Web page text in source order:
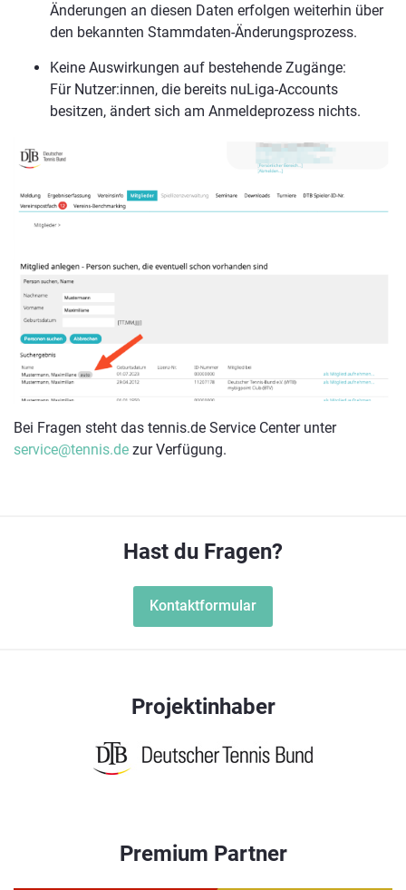
Änderungen an diesen Daten erfolgen weiterhin über
den bekannten Stammdaten-Änderungsprozess.
Keine Auswirkungen auf bestehende Zugänge:
Für Nutzer:innen, die bereits nuLiga-Accounts
besitzen, ändert sich am Anmeldeprozess nichts.
Bei Fragen steht das tennis.de Service Center unter
service@tennis.de zur Verfügung.
Hast du Fragen?
Kontaktformular
Projektinhaber
Premium Partner